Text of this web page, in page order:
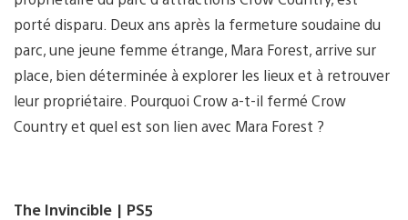
porté disparu. Deux ans après la fermeture soudaine du
parc, une jeune femme étrange, Mara Forest, arrive sur
place, bien déterminée à explorer les lieux et à retrouver
leur propriétaire. Pourquoi Crow a-t-il fermé Crow
Country et quel est son lien avec Mara Forest ?
The Invincible | PS5